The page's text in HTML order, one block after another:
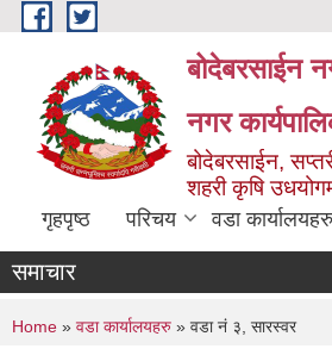
Skip to main content
बोदेबरसाईन
नगर
बोदेबरसाईन,
शहरी कृषि
गृहपृष्ठ परिचय वडा कार्यालयहरु
समाचार
You are here
Home » वडा कार्यालयहरु » वडा नं‌ ३, सारस्वर